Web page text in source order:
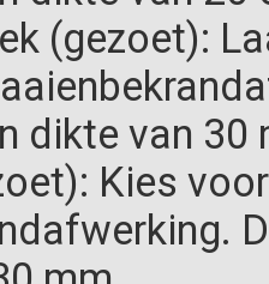
(gezoet):
dikte van 30
Kies